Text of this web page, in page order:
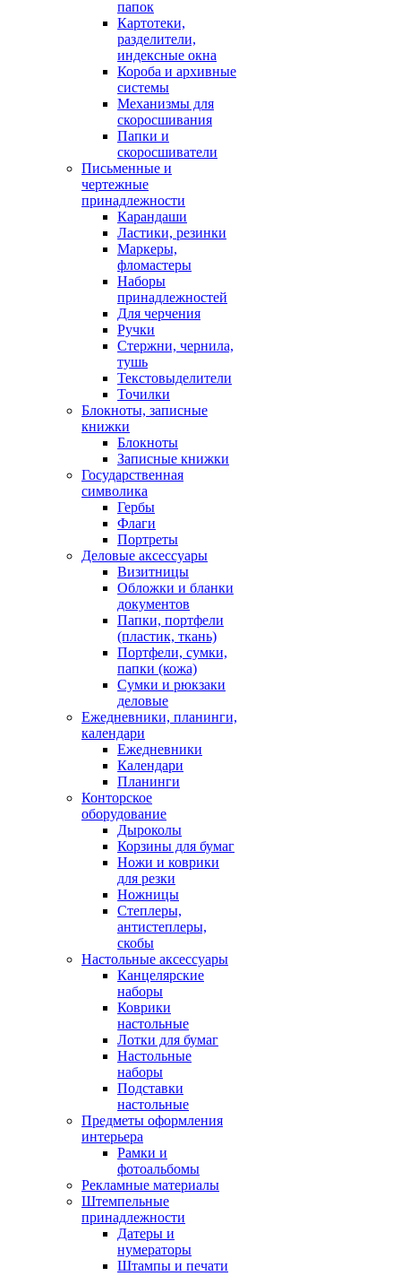
папок
Картотеки,
разделители,
индексные окна
Короба и архивные
системы
Механизмы для
скоросшивания
Папки и
скоросшиватели
Письменные и
чертежные
принадлежности
Карандаши
Ластики, резинки
Маркеры,
фломастеры
Наборы
принадлежностей
Для черчения
Ручки
Стержни, чернила,
тушь
Текстовыделители
Точилки
Блокноты, записные
книжки
Блокноты
Записные книжки
Государственная
символика
Гербы
Флаги
Портреты
Деловые аксессуары
Визитницы
Обложки и бланки
документов
Папки, портфели
(пластик, ткань)
Портфели, сумки,
папки (кожа)
Сумки и рюкзаки
деловые
Ежедневники, планинги,
календари
Ежедневники
Календари
Планинги
Конторское
оборудование
Дыроколы
Корзины для бумаг
Ножи и коврики
для резки
Ножницы
Степлеры,
антистеплеры,
скобы
Настольные аксессуары
Канцелярские
наборы
Коврики
настольные
Лотки для бумаг
Настольные
наборы
Подставки
настольные
Предметы оформления
интерьера
Рамки и
фотоальбомы
Рекламные материалы
Штемпельные
принадлежности
Датеры и
нумераторы
Штампы и печати